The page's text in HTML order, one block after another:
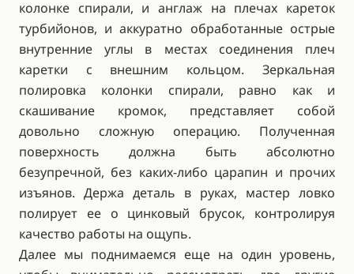
колонке спирали, и англаж на плечах кареток
турбийонов, и аккуратно обработанные острые
внутренние углы в местах соединения плеч
каретки с внешним кольцом. Зеркальная
полировка колонки спирали, равно как и
скашивание кромок, представляет собой
довольно сложную операцию. Полученная
поверхность должна быть абсолютно
безупречной, без каких-либо царапин и прочих
изъянов. Держа деталь в руках, мастер ловко
полирует ее о цинковый брусок, контролируя
качество работы на ощупь.
Далее мы поднимаемся еще на один уровень,